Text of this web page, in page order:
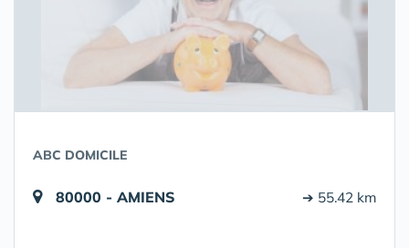
ABC DOMICILE
80000 - AMIENS ➔ 55.42 km